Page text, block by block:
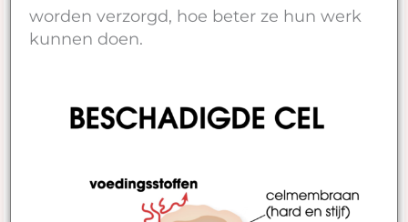
worden verzorgd, hoe beter ze hun werk
kunnen doen.